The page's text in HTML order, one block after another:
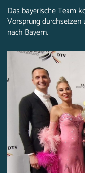
Das bayerische Team
Vorsprung durchsetzen
nach Bayern.